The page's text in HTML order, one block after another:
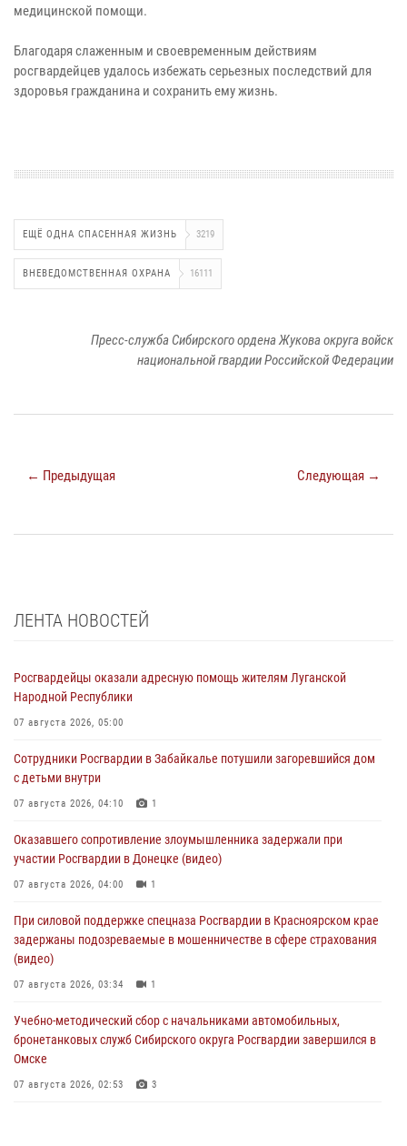
медицинской помощи.
Благодаря слаженным и своевременным действиям
росгвардейцев удалось избежать серьезных последствий для
здоровья гражданина и сохранить ему жизнь.
ЕЩЁ ОДНА СПАСЕННАЯ ЖИЗНЬ 3219
ВНЕВЕДОМСТВЕННАЯ ОХРАНА 16111
Пресс-служба Сибирского ордена Жукова округа войск
национальной гвардии Российской Федерации
← Предыдущая Следующая →
ЛЕНТА НОВОСТЕЙ
Росгвардейцы оказали адресную помощь жителям Луганской
Народной Республики
07 августа 2026, 05:00
Сотрудники Росгвардии в Забайкалье потушили загоревшийся дом
с детьми внутри
07 августа 2026, 04:10 1
Оказавшего сопротивление злоумышленника задержали при
участии Росгвардии в Донецке (видео)
07 августа 2026, 04:00 1
При силовой поддержке спецназа Росгвардии в Красноярском крае
задержаны подозреваемые в мошенничестве в сфере страхования
(видео)
07 августа 2026, 03:34 1
Учебно-методический сбор с начальниками автомобильных,
бронетанковых служб Сибирского округа Росгвардии завершился в
Омске
07 августа 2026, 02:53 3